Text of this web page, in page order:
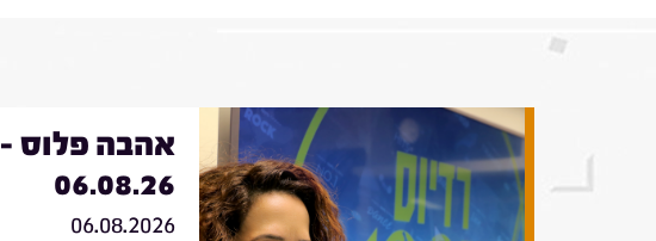
אהבה פלוס -
06.08.26
06.08.2026